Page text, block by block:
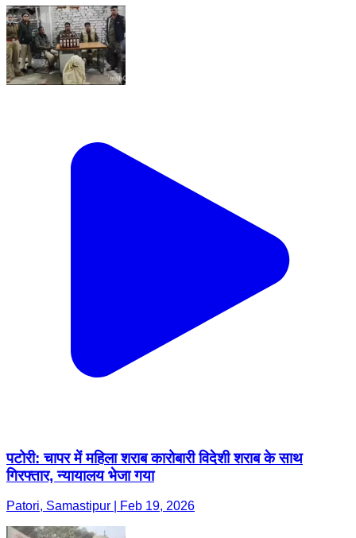
पटोरी: चापर में महिला शराब कारोबारी विदेशी शराब के साथ
गिरफ्तार, न्यायालय भेजा गया
Patori, Samastipur | Feb 19, 2026